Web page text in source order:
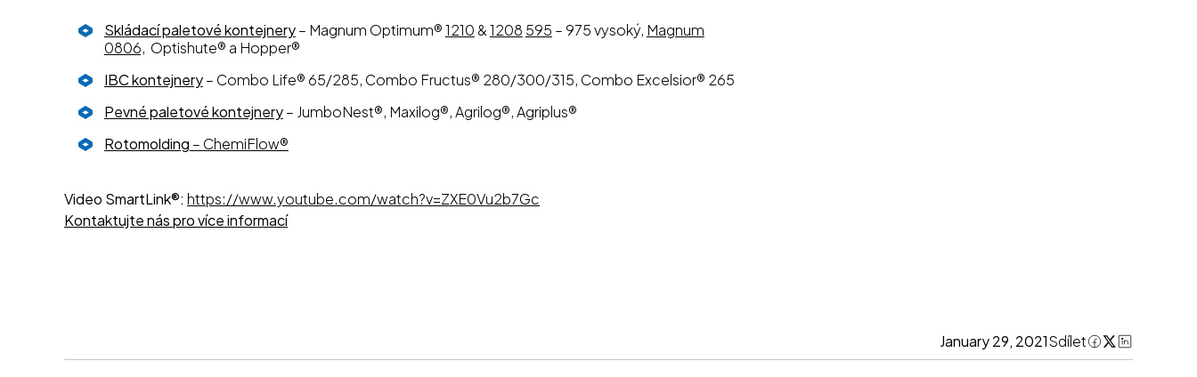
Skládací paletové kontejnery– Magnum Optimum®1210 &1208 595 – 975 vysoký, Magnum
0806, Optishute® a Hopper®
IBC kontejnery– Combo Life® 65/285, Combo Fructus® 280/300/315, Combo Excelsior® 265
Pevné paletové kontejnery– JumboNest®, Maxilog®, Agrilog®, Agriplus®
Rotomolding – ChemiFlow®
Video SmartLink®: https://www.youtube.com/watch?v=ZXE0Vu2b7Gc
Kontaktujte nás pro více informací
January 29, 2021Sdílet